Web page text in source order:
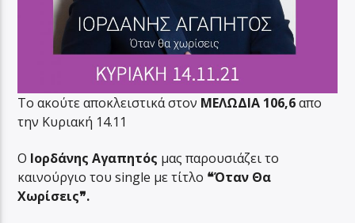
Το ακούτε αποκλειστικά στον ΜΕΛΩΔΙΑ 106,6απο
την Κυριακή 14.11
Ο Ιορδάνης Αγαπητός μας παρουσιάζει το
καινούργιο του single με τίτλο ❝Όταν Θα
Χωρίσεις❞.